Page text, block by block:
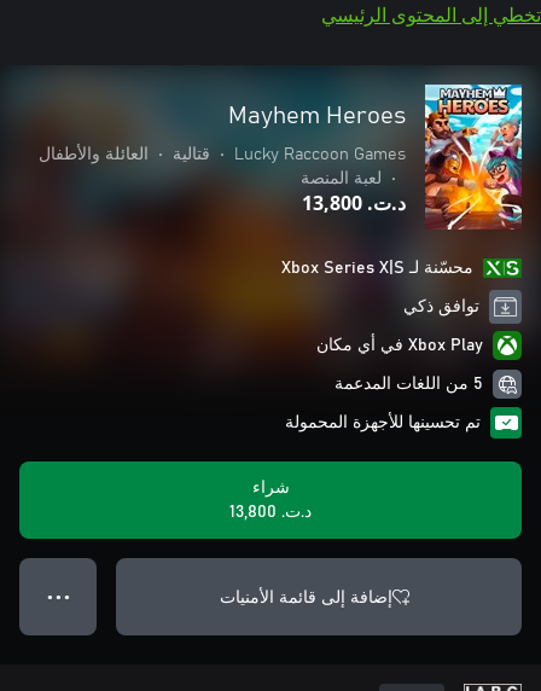
تخطي إلى المحتوى الرئيسي
Mayhem Heroes
Lucky Raccoon Games
• قتالية •
العائلة والأطفال
•
لعبة المنصة
د.ت.‏ 13,800
محسّنة لـ Xbox Series X|S
توافق ذكي
Xbox Play في أي مكان
5 من اللغات المدعمة
تم تحسينها للأجهزة المحمولة
شراء
د.ت.‏ 13,800
إضافة إلى قائمة الأمنيات ● ● ●